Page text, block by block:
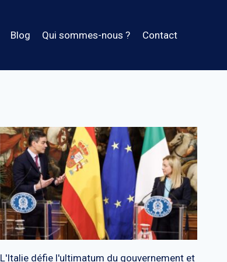
Blog Qui sommes-nous ? Contact
L'Italie défie l'ultimatum du gouvernement et